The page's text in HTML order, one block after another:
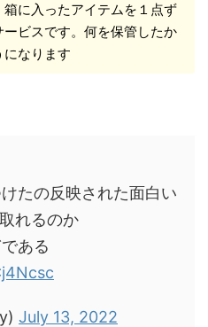
に入ったアイテムを１点ず
ビスです。何を保管したか
なります
たの反映された面白い
れるのか
ある
July 13, 2022